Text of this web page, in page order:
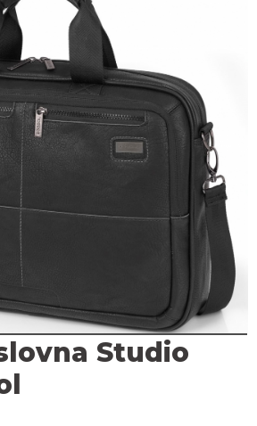
Studio